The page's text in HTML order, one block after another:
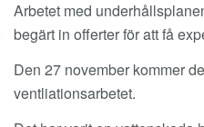
Arbetet med
begärt in offerter för att få
Den 27 november kommer
ventliationsarbetet.